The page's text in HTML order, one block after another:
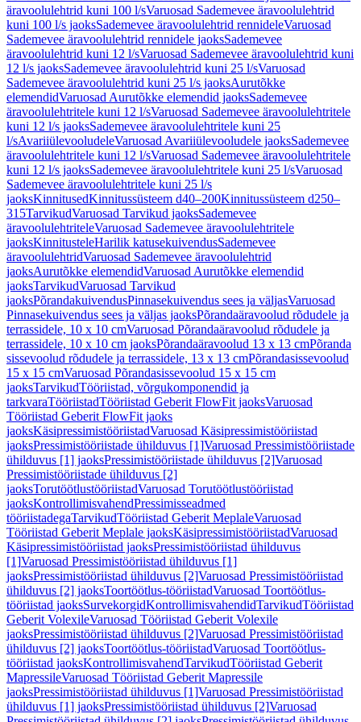
äravoolulehtrid kuni 100 l/sVaruosad Sademevee äravoolulehtrid
kuni 100 l/s jaoksSademevee äravoolulehtrid rennideleVaruosad
Sademevee äravoolulehtrid rennidele jaoksSademevee
äravoolulehtrid kuni 12 l/sVaruosad Sademevee äravoolulehtrid kuni
12 l/s jaoksSademevee äravoolulehtrid kuni 25 l/sVaruosad
Sademevee äravoolulehtrid kuni 25 l/s jaoksAurutõkke
elemendidVaruosad Aurutõkke elemendid jaoksSademevee
äravoolulehtritele kuni 12 l/sVaruosad Sademevee äravoolulehtritele
kuni 12 l/s jaoksSademevee äravoolulehtritele kuni 25
l/sAvariiülevooludeleVaruosad Avariiülevooludele jaoksSademevee
äravoolulehtritele kuni 12 l/sVaruosad Sademevee äravoolulehtritele
kuni 12 l/s jaoksSademevee äravoolulehtritele kuni 25 l/sVaruosad
Sademevee äravoolulehtritele kuni 25 l/s
jaoksKinnitusedKinnitussüsteem d40–200Kinnitussüsteem d250–
315TarvikudVaruosad Tarvikud jaoksSademevee
äravoolulehtriteleVaruosad Sademevee äravoolulehtritele
jaoksKinnitusteleHarilik katusekuivendusSademevee
äravoolulehtridVaruosad Sademevee äravoolulehtrid
jaoksAurutõkke elemendidVaruosad Aurutõkke elemendid
jaoksTarvikudVaruosad Tarvikud
jaoksPõrandakuivendusPinnasekuivendus sees ja väljasVaruosad
Pinnasekuivendus sees ja väljas jaoksPõrandaäravoolud rõdudele ja
terrassidele, 10 x 10 cmVaruosad Põrandaäravoolud rõdudele ja
terrassidele, 10 x 10 cm jaoksPõrandaäravoolud 13 x 13 cmPõranda
sissevoolud rõdudele ja terrassidele, 13 x 13 cmPõrandasissevoolud
15 x 15 cmVaruosad Põrandasissevoolud 15 x 15 cm
jaoksTarvikudTööriistad, võrgukomponendid ja
tarkvaraTööriistadTööriistad Geberit FlowFit jaoksVaruosad
Tööriistad Geberit FlowFit jaoks
jaoksKäsipressimistööriistadVaruosad Käsipressimistööriistad
jaoksPressimistööriistade ühilduvus [1]Varuosad Pressimistööriistade
ühilduvus [1] jaoksPressimistööriistade ühilduvus [2]Varuosad
Pressimistööriistade ühilduvus [2]
jaoksTorutöötlustööriistadVaruosad Torutöötlustööriistad
jaoksKontrollimisvahendPressimisseadmed
tööriistadegaTarvikudTööriistad Geberit MeplaleVaruosad
Tööriistad Geberit Meplale jaoksKäsipressimistööriistadVaruosad
Käsipressimistööriistad jaoksPressimistööriistad ühilduvus
[1]Varuosad Pressimistööriistad ühilduvus [1]
jaoksPressimistööriistad ühilduvus [2]Varuosad Pressimistööriistad
ühilduvus [2] jaoksToortöötlus-tööriistadVaruosad Toortöötlus-
tööriistad jaoksSurvekorgidKontrollimisvahendidTarvikudTööriistad
Geberit VolexileVaruosad Tööriistad Geberit Volexile
jaoksPressimistööriistad ühilduvus [2]Varuosad Pressimistööriistad
ühilduvus [2] jaoksToortöötlus-tööriistadVaruosad Toortöötlus-
tööriistad jaoksKontrollimisvahendTarvikudTööriistad Geberit
MapressileVaruosad Tööriistad Geberit Mapressile
jaoksPressimistööriistad ühilduvus [1]Varuosad Pressimistööriistad
ühilduvus [1] jaoksPressimistööriistad ühilduvus [2]Varuosad